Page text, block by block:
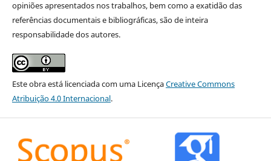
opiniões apresentados nos trabalhos, bem como a exatidão das
referências documentais e bibliográficas, são de inteira
responsabilidade dos autores.
Este obra está licenciada com uma LicençaCreative Commons
Atribuição 4.0 Internacional.